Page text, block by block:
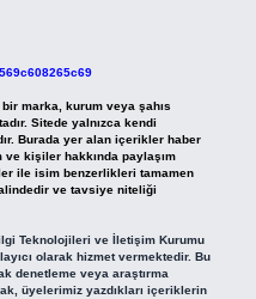
marka, kurum veya şahıs
Sitede yalnızca kendi
Burada yer alan içerikler haber
kişiler hakkında paylaşım
ile isim benzerlikleri tamamen
ve tavsiye niteliği
Teknolojileri ve İletişim Kurumu
olarak hizmet vermektedir. Bu
denetleme veya araştırma
üyelerimiz yazdıkları içeriklerin